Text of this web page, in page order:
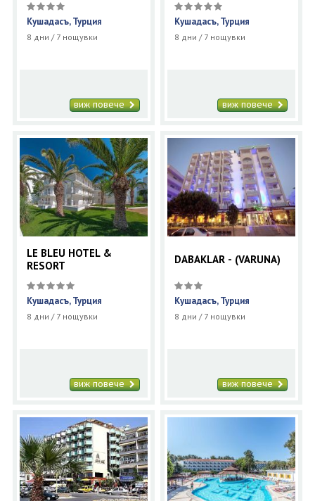
Кушадасъ, Турция
8 дни / 7 нощувки
виж повече
Кушадасъ, Турция
8 дни / 7 нощувки
виж повече
LE BLEU HOTEL &
RESORT
Кушадасъ, Турция
8 дни / 7 нощувки
виж повече
DABAKLAR - (VARUNA)
Кушадасъ, Турция
8 дни / 7 нощувки
виж повече